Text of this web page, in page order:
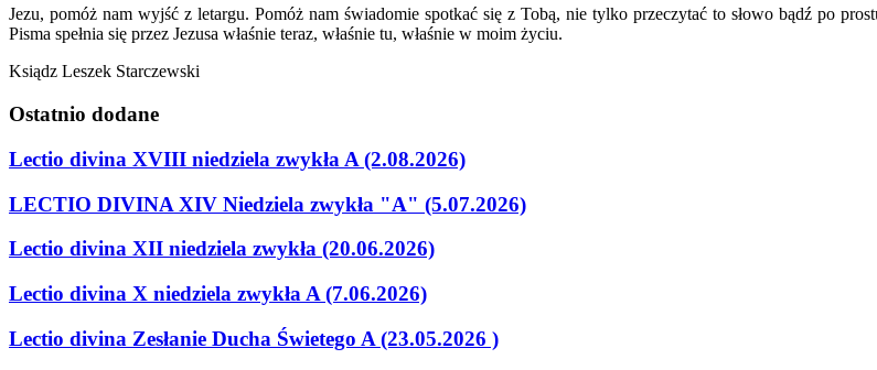
Jezu, pomóż nam wyjść z letargu. Pomóż nam świadomie spotkać się z Tobą, nie tylko przeczytać to słowo bądź po
Pisma spełnia się przez Jezusa właśnie teraz, właśnie tu, właśnie w moim życiu.
Ksiądz Leszek Starczewski
Ostatnio dodane
Lectio divina XVIII niedziela zwykła A (2.08.2026)
LECTIO DIVINA XIV Niedziela zwykła "A" (5.07.2026)
Lectio divina XII niedziela zwykła (20.06.2026)
Lectio divina X niedziela zwykła A (7.06.2026)
Lectio divina Zesłanie Ducha Świetego A (23.05.2026 )